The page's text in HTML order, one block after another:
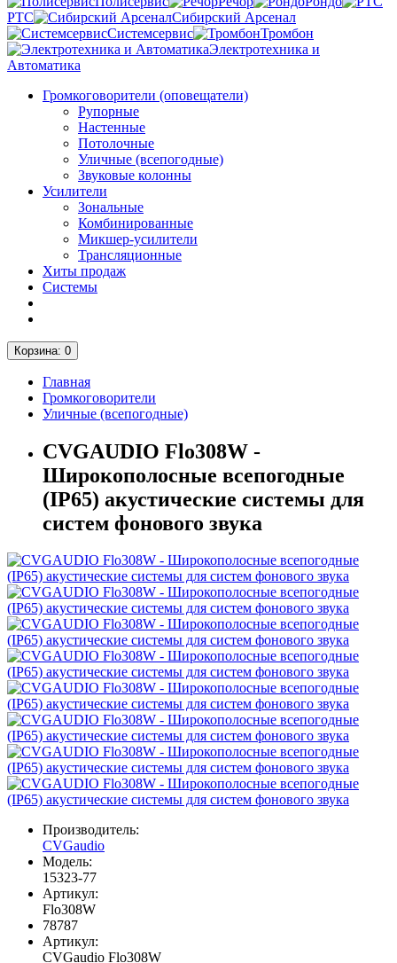
РТС
Сибирский Арсенал
Системсервис
Тромбон
Электротехника и
Автоматика
Громкоговорители (оповещатели)
Рупорные
Настенные
Потолочные
Уличные (всепогодные)
Звуковые колонны
Усилители
Зональные
Комбинированные
Микшер-усилители
Трансляционные
Хиты продаж
Системы
Корзина: 0
Главная
Громкоговорители
Уличные (всепогодные)
CVGAUDIO Flo308W -
Широкополосные всепогодные
(IP65) акустические системы для
систем фонового звука
Производитель:
CVGaudio
Модель:
15323-77
Артикул:
Flo308W
78787
Артикул:
CVGaudio Flo308W